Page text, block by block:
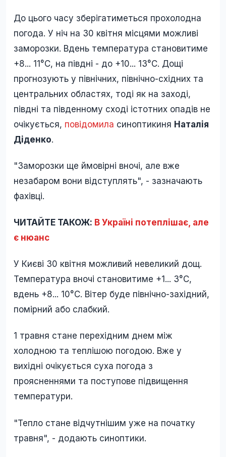
До цього часу зберігатиметься прохолодна
погода. У ніч на 30 квітня місцями можливі
заморозки. Вдень температура становитиме
+8... 11°C, на півдні - до +10... 13°C. Дощі
прогнозують у північних, північно-східних та
центральних областях, тоді як на заході,
півдні та південному сході істотних опадів не
очікується, повідомила синоптикиня Наталія
Діденко.
"Заморозки ще ймовірні вночі, але вже
незабаром вони відступлять", - зазначають
фахівці.
ЧИТАЙТЕ ТАКОЖ: В Україні потеплішає, але
є нюанс
У Києві 30 квітня можливий невеликий дощ.
Температура вночі становитиме +1... 3°C,
вдень +8... 10°C. Вітер буде північно-західний,
помірний або слабкий.
1 травня стане перехідним днем між
холодною та теплішою погодою. Вже у
вихідні очікується суха погода з
проясненнями та поступове підвищення
температури.
"Тепло стане відчутнішим уже на початку
травня", - додають синоптики.